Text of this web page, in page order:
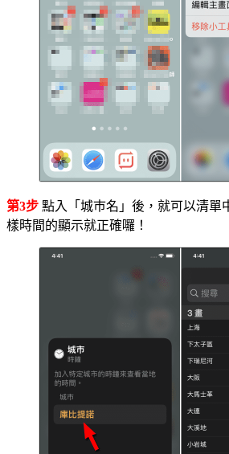
第3步 點入「城巿名」後，就可以清單
樣時間的顯示就正確囉！